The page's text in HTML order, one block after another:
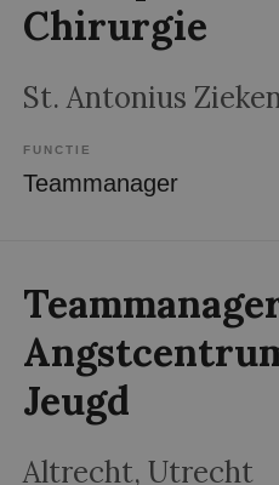
Chirurgie
St. Antonius
FUNCTIE
Teammanager
Jeugd
Altrecht, Utrecht